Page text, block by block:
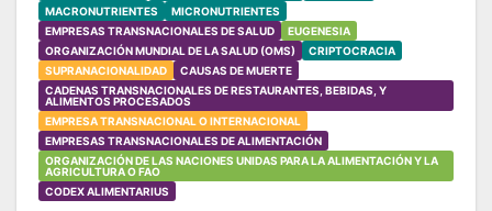
MACRONUTRIENTES
MICRONUTRIENTES
EMPRESAS TRANSNACIONALES DE SALUD
EUGENESIA
ORGANIZACIÓN MUNDIAL DE LA SALUD (OMS)
CRIPTOCRACIA
SUPRANACIONALIDAD
CAUSAS DE MUERTE
CADENAS TRANSNACIONALES DE RESTAURANTES, BEBIDAS, Y
ALIMENTOS PROCESADOS
EMPRESA TRANSNACIONAL O INTERNACIONAL
EMPRESAS TRANSNACIONALES DE ALIMENTACIÓN
ORGANIZACIÓN DE LAS NACIONES UNIDAS PARA LA ALIMENTACIÓN Y LA
AGRICULTURA O FAO
CODEX ALIMENTARIUS